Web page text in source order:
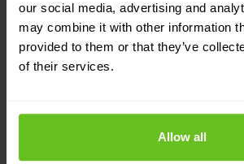
our social media, advertising and
may combine it with other information
provided to them or that they’ve
of their services.
Allow all
beveiligingsoplossingen best-in-
ze voorop lopen in de innovatie
om organisaties in staat te stellen
datacenters, of aan de rand - en